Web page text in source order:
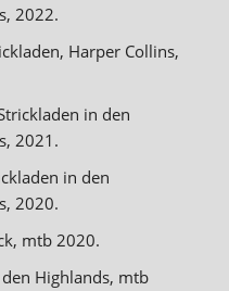
2022.
Harper Collins,
in den
2021.
in den
2020.
mtb 2020.
Highlands, mtb